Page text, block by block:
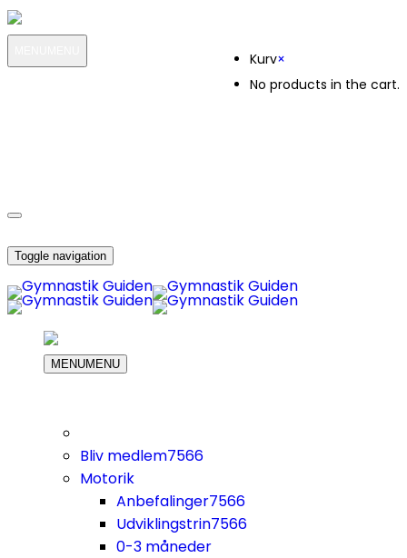
Kurv×
No products in the cart.
Toggle navigation
MENUMENU
Bliv medlem7566
Motorik
Anbefalinger7566
Udviklingstrin7566
0-3 måneder